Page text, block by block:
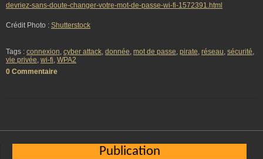
devriez-sans-doute-changer-votre-mot-de-passe-wi-fi-1572391.html
Crédit Photo : Shutterstock
Tags : connexion, cyber attack, donnée, mot de passe, pirate, réseau, sécurité,
vie privée, wi-fi, WPA2
0 Commentaire
Publication